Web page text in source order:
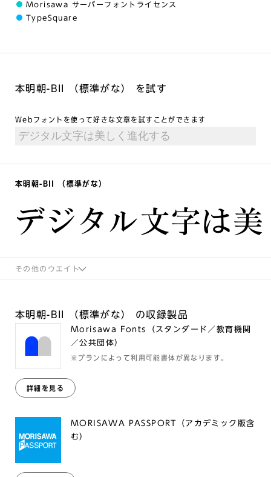
Morisawa サーバーフォントライセンス
TypeSquare
本明朝-BII （標準がな） を試す
Webフォントを使って好きな文章を試すことができます
本明朝-BII （標準がな）
デジタル文字は
その他のウエイト
本明朝-BII （標準がな） の収録製品
Morisawa Fonts（スタンダード／教育機関
／公共団体）
※プランによって利用可能書体が異なります。
詳細を見る
MORISAWA PASSPORT（アカデミック版含
む）